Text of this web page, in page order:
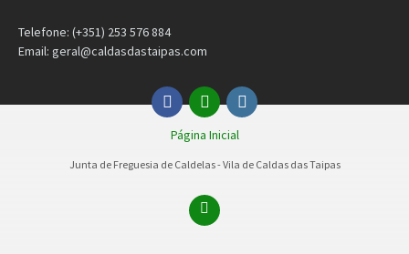
Telefone: (+351) 253 576 884
Email: geral@caldasdastaipas.com
Facebook
EmailInstagram
Página Inicial
Junta de Freguesia de Caldelas - Vila de Caldas das Taipas